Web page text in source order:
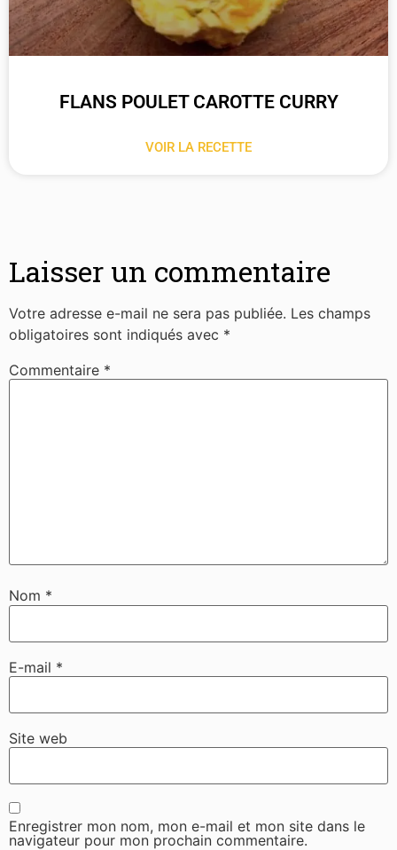
FLANS POULET CAROTTE CURRY
VOIR LA RECETTE
Laisser un commentaire
Votre adresse e-mail ne sera pas publiée. Les champs
obligatoires sont indiqués avec *
Commentaire *
Nom *
E-mail *
Site web
Enregistrer mon nom, mon e-mail et mon site dans le
navigateur pour mon prochain commentaire.